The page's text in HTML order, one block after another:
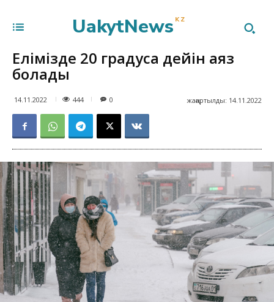
UakytNews KZ
Елімізде 20 градусқа дейін аяз
болады
14.11.2022 444 жаңартылды: 14.11.2022
0